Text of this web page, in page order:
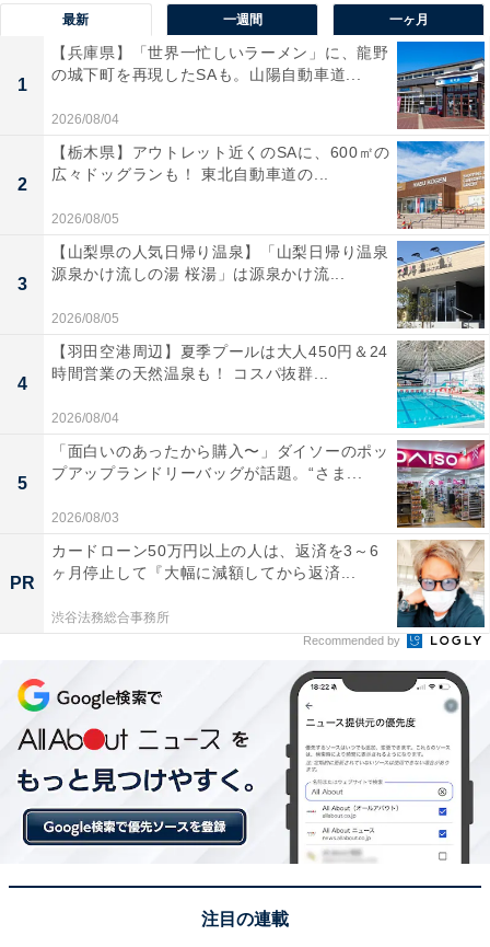
「ホコリ」には注意が必要
ただし、コンセントに差しっぱなしにする際には「ホコ
リ」に注意しましょう。
これは、コンセントとプラグの間にホコリがたまって空
気中の水分を吸収すると、電極間に微小の電流が流れる
ことで発熱・発火する「トラッキング現象」が発生する
危険性があるためです。この現象は、電気ケトルに限ら
ず、ほかの家電でも同様に注意が必要。ただし、電気ケ
トルが設置されることが多いキッチンは、湿気が高くな
りやすいこともあり、よりこの現象が起きやすいといえ
ます。
電源プラグをコンセントに差しっぱなしにする場合は、
定期的にプラグ周りを掃除し、ホコリがたまらないよう
にしましょう。
最新 一週間 一ヶ月
1
【兵庫県】「世界一忙しいラーメン」に、龍野
の城下町を再現したSAも。山陽自動車道...
2026/08/04
2
【栃木県】アウトレット近くのSAに、600㎡の
広々ドッグランも！ 東北自動車道の...
2026/08/05
3
【山梨県の人気日帰り温泉】「山梨日帰り温泉
源泉かけ流しの湯 桜湯」は源泉かけ流...
2026/08/05
4
【羽田空港周辺】夏季プールは大人450円＆24
時間営業の天然温泉も！ コスパ抜群...
2026/08/04
5
「面白いのあったから購入〜」ダイソーのポッ
プアップランドリーバッグが話題。“さま...
2026/08/03
PR
カードローン50万円以上の人は、返済を3～6
ヶ月停止して『大幅に減額してから返済...
渋谷法務総合事務所
Recommended by
注目の連載